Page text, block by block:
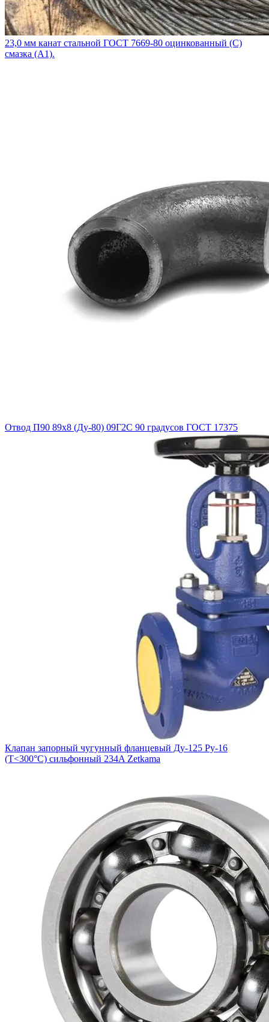
23,0 мм канат стальной ГОСТ 7669-80 оцинкованный (С)
смазка (А1).
Отвод П90 89х8 (Ду-80) 09Г2С 90 градусов ГОСТ 17375
Клапан запорный чугунный фланцевый Ду-125 Ру-16
(Т<300°С) сильфонный 234A Zetkama